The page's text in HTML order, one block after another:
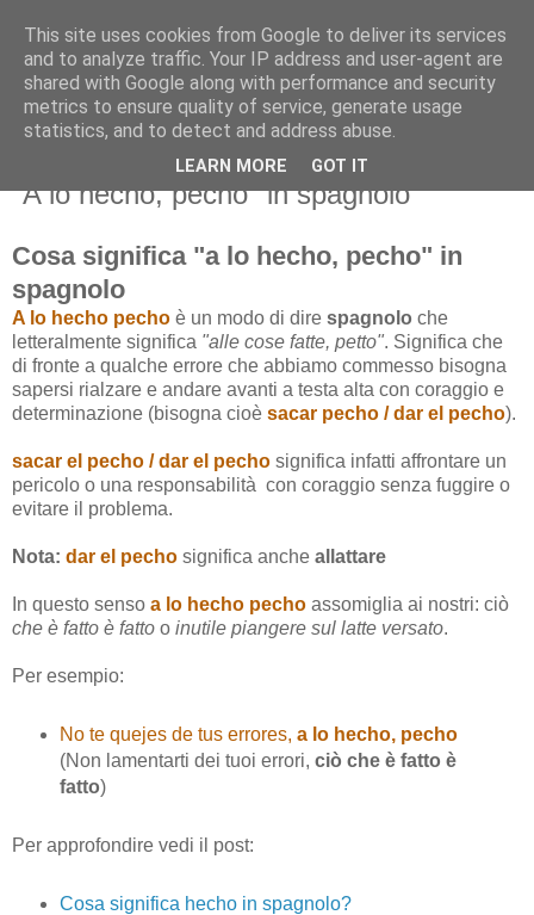
mercoledì 8 maggio 2013
"A lo hecho, pecho" in spagnolo
Cosa significa "a lo hecho, pecho" in
spagnolo
A lo hecho pecho è un modo di dire spagnolo che
letteralmente significa "alle cose fatte, petto". Significa che
di fronte a qualche errore che abbiamo commesso bisogna
sapersi rialzare e andare avanti a testa alta con coraggio e
determinazione (bisogna cioè sacar pecho / dar el pecho).
sacar el pecho / dar el pecho significa infatti affrontare un
pericolo o una responsabilità con coraggio senza fuggire o
evitare il problema.
Nota: dar el pecho significa anche allattare
In questo senso a lo hecho pecho assomiglia ai nostri: ciò
che è fatto è fatto o inutile piangere sul latte versato.
Per esempio:
No te quejes de tus errores, a lo hecho, pecho
(Non lamentarti dei tuoi errori, ciò che è fatto è
fatto)
Per approfondire vedi il post:
Cosa significa hecho in spagnolo?
This site uses cookies from Google to deliver its services
and to analyze traffic. Your IP address and user-agent are
shared with Google along with performance and security
metrics to ensure quality of service, generate usage
statistics, and to detect and address abuse.
LEARN MORE GOT IT